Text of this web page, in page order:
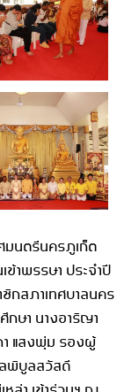
มนตรีนครภูเก็ต
ข้าพรรษา ประจำปี
กสภาเทศบาลนคร
กษา นางอาริญา
า แสงพุ่ม รองผู้
ลพิบูลสวัสดี